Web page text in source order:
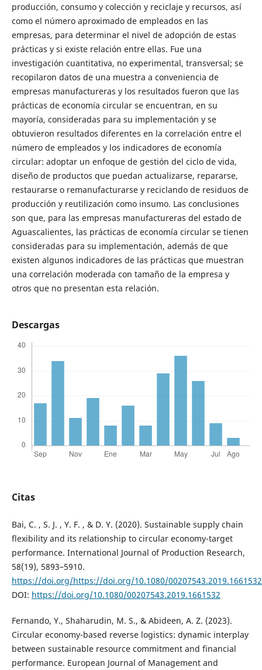
producción, consumo y colección y reciclaje y recursos, así
como el número aproximado de empleados en las
empresas, para determinar el nivel de adopción de estas
prácticas y si existe relación entre ellas. Fue una
investigación cuantitativa, no experimental, transversal; se
recopilaron datos de una muestra a conveniencia de
empresas manufactureras y los resultados fueron que las
prácticas de economía circular se encuentran, en su
mayoría, consideradas para su implementación y se
obtuvieron resultados diferentes en la correlación entre el
número de empleados y los indicadores de economía
circular: adoptar un enfoque de gestión del ciclo de vida,
diseño de productos que puedan actualizarse, repararse,
restaurarse o remanufacturarse y reciclando de residuos de
producción y reutilización como insumo. Las conclusiones
son que, para las empresas manufactureras del estado de
Aguascalientes, las prácticas de economía circular se tienen
consideradas para su implementación, además de que
existen algunos indicadores de las prácticas que muestran
una correlación moderada con tamaño de la empresa y
otros que no presentan esta relación.
Descargas
Citas
Bai, C. , S. J. , Y. F. , & D. Y. (2020). Sustainable supply chain
flexibility and its relationship to circular economy-target
performance. International Journal of Production Research,
58(19), 5893–5910.
https://doi.org/https://doi.org/10.1080/00207543.2019.1661532
DOI: https://doi.org/10.1080/00207543.2019.1661532
Fernando, Y., Shaharudin, M. S., & Abideen, A. Z. (2023).
Circular economy-based reverse logistics: dynamic interplay
between sustainable resource commitment and financial
performance. European Journal of Management and